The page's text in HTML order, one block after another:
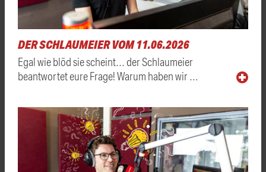
DER SCHLAUMEIER VOM 11.06.2026
Egal wie blöd sie scheint… der Schlaumeier
beantwortet eure Frage! Warum haben wir …